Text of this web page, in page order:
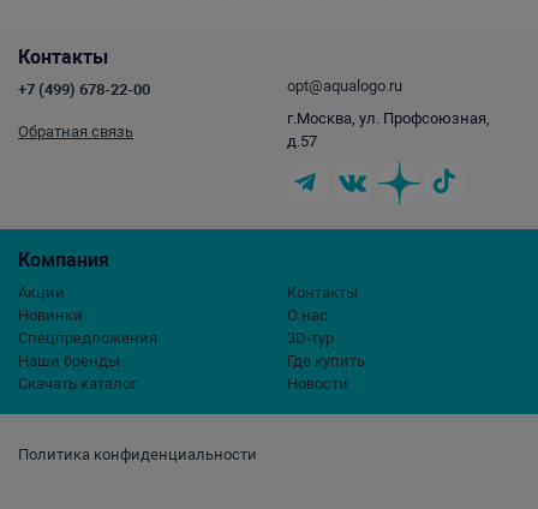
Политика конфиденциальности
Компания
Акции
Новинки
Спецпредложения
Наши бренды
Скачать каталог
Контакты
О нас
3D-тур
Где купить
Новости
Контакты
+7 (499) 678-22-00
Обратная связь
opt@aqualogo.ru
г.Москва, ул. Профсоюзная,
д.57